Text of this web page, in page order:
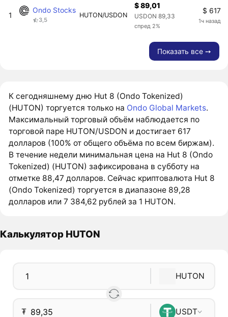
1
Ondo Stocks
3,5
HUTON/USDON
$ 89,01
USDON 89,33
спред 2%
$ 617
1ч назад
Показать все ➙
К сегодняшнему дню Hut 8 (Ondo Tokenized)
(HUTON) торгуется только на Ondo Global Markets.
Максимальный торговый объём наблюдается по
торговой паре HUTON/USDON и достигает 617
долларов (100% от общего объёма по всем биржам).
В течение недели минимальная цена на Hut 8 (Ondo
Tokenized) (HUTON) зафиксирована в субботу на
отметке 88,47 долларов. Сейчас криптовалюта Hut 8
(Ondo Tokenized) торгуется в диапазоне 89,28
долларов или 7 384,62 рублей за 1 HUTON.
Калькулятор HUTON
HUTON
₮ USDT